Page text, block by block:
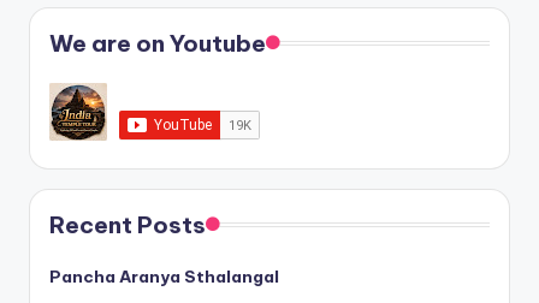
We are on Youtube
Recent Posts
Pancha Aranya Sthalangal